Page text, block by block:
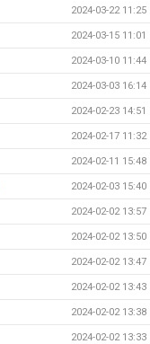
2024-03-22 11:25
2024-03-15 11:01
2024-03-10 11:44
2024-03-03 16:14
2024-02-23 14:51
2024-02-17 11:32
2024-02-11 15:48
2024-02-03 15:40
2024-02-02 13:57
2024-02-02 13:50
2024-02-02 13:47
2024-02-02 13:43
2024-02-02 13:38
2024-02-02 13:33